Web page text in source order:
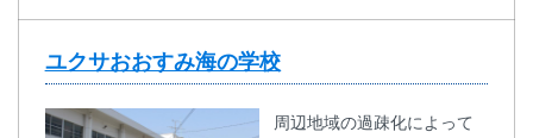
ユクサおおすみ海の学校
周辺地域の過疎化によって